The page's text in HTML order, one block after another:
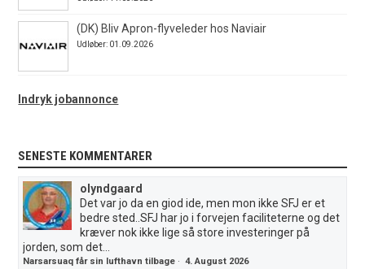
(DK) Bliv Apron-flyveleder hos Naviair
Udløber: 01.09.2026
Indryk jobannonce
SENESTE KOMMENTARER
olyndgaard
Det var jo da en giod ide, men mon ikke SFJ er et
bedre sted..SFJ har jo i forvejen faciliteterne og det
kræver nok ikke lige så store investeringer på
jorden, som det...
Narsarsuaq får sin lufthavn tilbage ·4. August 2026